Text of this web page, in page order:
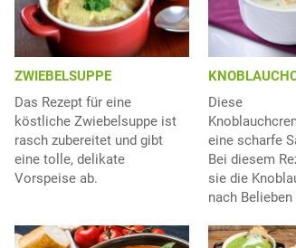
ZWIEBELSUPPE
Das Rezept für eine
köstliche Zwiebelsuppe ist
rasch zubereitet und gibt
eine tolle, delikate
Vorspeise ab.
Diese
eine scharfe
Bei diesem
sie die
nach